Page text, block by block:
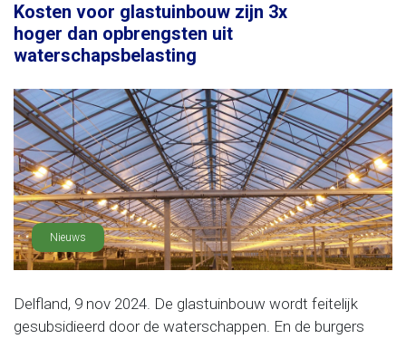
Kosten voor glastuinbouw zijn 3x
hoger dan opbrengsten uit
waterschapsbelasting
Nieuws
Delfland, 9 nov 2024. De glastuinbouw wordt feitelijk
gesubsidieerd door de waterschappen. En de burgers